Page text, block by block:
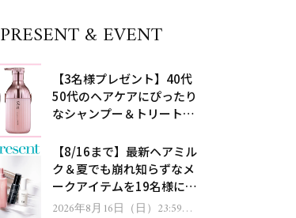
PRESENT & EVENT
【3名様プレゼント】40代
50代のヘアケアにぴったり
なシャンプー＆トリートメ
処！
【8/16まで】最新ヘアミル
ク＆夏でも崩れ知らずなメ
ークアイテムを19名様にプ
レゼント！
2026年8月16日（日）23:59ま